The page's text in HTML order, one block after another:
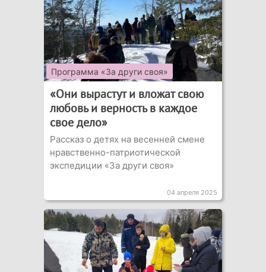
Программа «За други своя»
«Они вырастут и вложат свою
любовь и верность в каждое
свое дело»
Рассказ о детях на весенней смене
нравственно-патриотической
экспедиции «За други своя»
04 апреля 2025